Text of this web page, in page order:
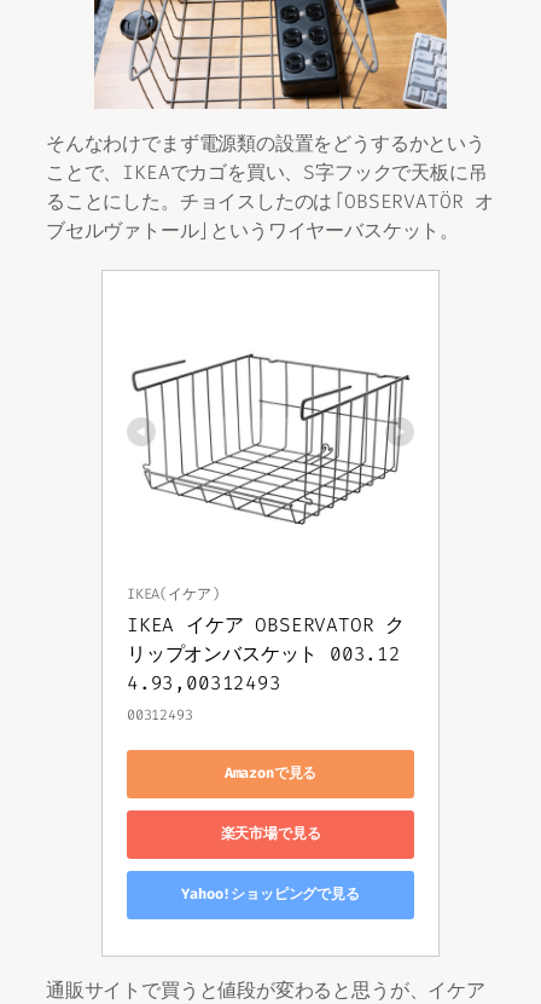
そんなわけでまず電源類の設置をどうするかという
ことで、IKEAでカゴを買い、S字フックで天板に吊
ることにした。チョイスしたのは「OBSERVATÖR オ
ブセルヴァトール」というワイヤーバスケット。
IKEA(イケア)
IKEA イケア OBSERVATOR ク
リップオンバスケット 003.12
4.93,00312493
00312493
Amazonで見る
楽天市場で見る
Yahoo!ショッピングで見る
通販サイトで買うと値段が変わると思うが、イケア